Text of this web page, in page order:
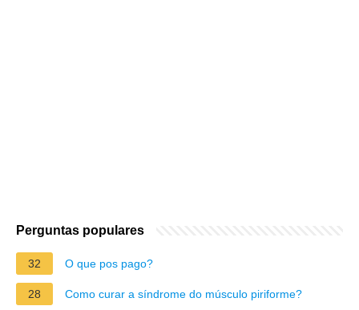
Perguntas populares
32 O que pos pago?
28 Como curar a síndrome do músculo piriforme?